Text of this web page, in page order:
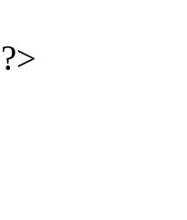
?>